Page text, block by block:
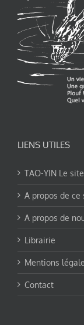
LIENS UTILES
TAO-YIN Le
A propos de ce
A propos de
Librairie
Mentions
Contact